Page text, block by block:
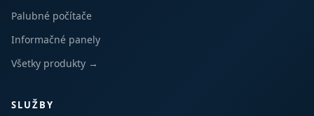
Palubné počítače
Informačné panely
Všetky produkty →
SLUŽBY